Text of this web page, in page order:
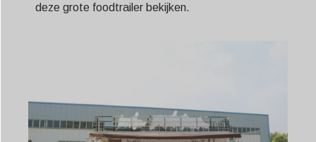
deze grote foodtrailer bekijken.